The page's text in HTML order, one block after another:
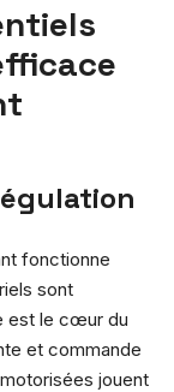
fonctionne
sont
est le cœur du
et commande
jouent